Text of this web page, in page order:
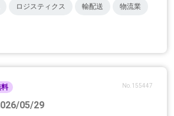
ロジスティクス 輸配送 物流業
料 No.155447
05/29